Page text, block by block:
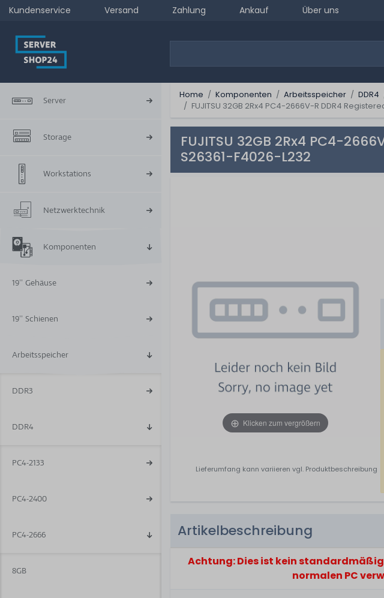
Kundenservice Versand Zahlung Ankauf Über uns
Server
Storage
Workstations
Netzwerktechnik
Komponenten
19'' Gehäuse
19'' Schienen
Arbeitsspeicher
DDR3
DDR4
PC4-2133
PC4-2400
PC4-2666
8GB
Home Komponenten Arbeitsspeicher DDR4
FUJITSU 32GB 2Rx4 PC4-2666V-R DDR4
FUJITSU 32GB 2Rx4 PC4-
S26361-F4026-L232
Klicken zum vergrößern
Lieferumfang kann variieren vgl. Produktbeschreibung
Artikelbeschreibung
Achtung: Dies ist kein
normalen PC